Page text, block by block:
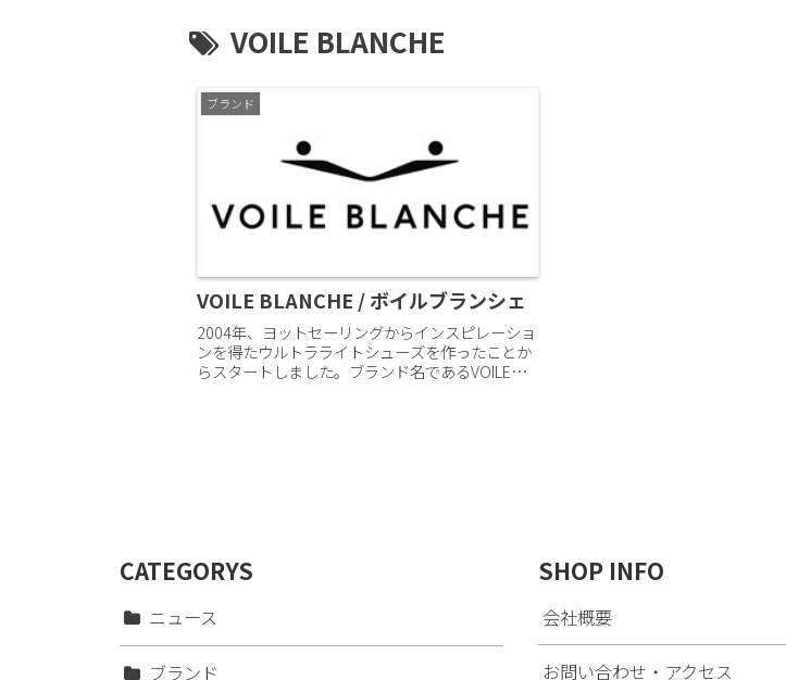
VOILE BLANCHE
ブランド
VOILE BLANCHE / ボイルブランシェ
2004年、ヨットセーリングからインスピレーショ
ンを得たウルトラライトシューズを作ったことか
らスタートしました。ブランド名であるVOILE
CATEGORYS
ニュース
ブランド
SHOP INFO
会社概要
お問い合わせ・アクセス